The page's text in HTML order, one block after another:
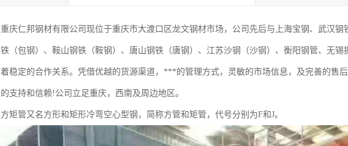
重庆仁邦钢材有限公司现位于重庆市大渡口区龙文钢材市场，公司先后与上海宝钢、武汉
铁（包钢）、鞍山钢铁（鞍钢）、唐山钢铁（唐钢）、江苏沙钢（沙钢）、衡阳钢管、无
着稳定的合作关系。凭借优越的货源渠道，***的管理方式，灵敏的市场信息，及完善的售
的支持和信赖!公司立足重庆，西南及周边地区。
方矩管又名方形和矩形冷弯空心型钢，简称方管和矩管，代号分别为F和J。